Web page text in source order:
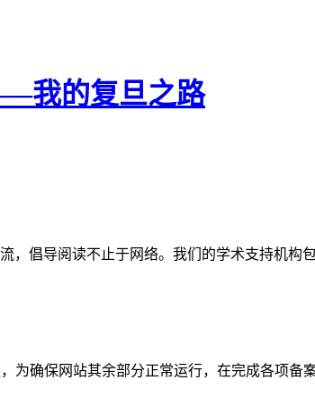
我的复旦之路
，倡导阅读不止于网络。我们的学术支持机构
为确保网站其余部分正常运行，在完成各项备